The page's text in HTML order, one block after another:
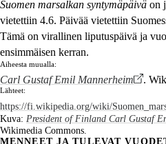
Suomen marsalkan syntymäpäivä on
vietettiin 4.6. Päivää vietettiin
Tämä on virallinen liputuspäivä ja
ensimmäisen kerran.
Aiheesta muualla:
Carl Gustaf Emil Mannerheim .
Lähteet:
https://fi.wikipedia.org/wiki/
Kuva: President of Finland Carl Gustaf
Wikimedia Commons.
MENNEET JA TULEVAT